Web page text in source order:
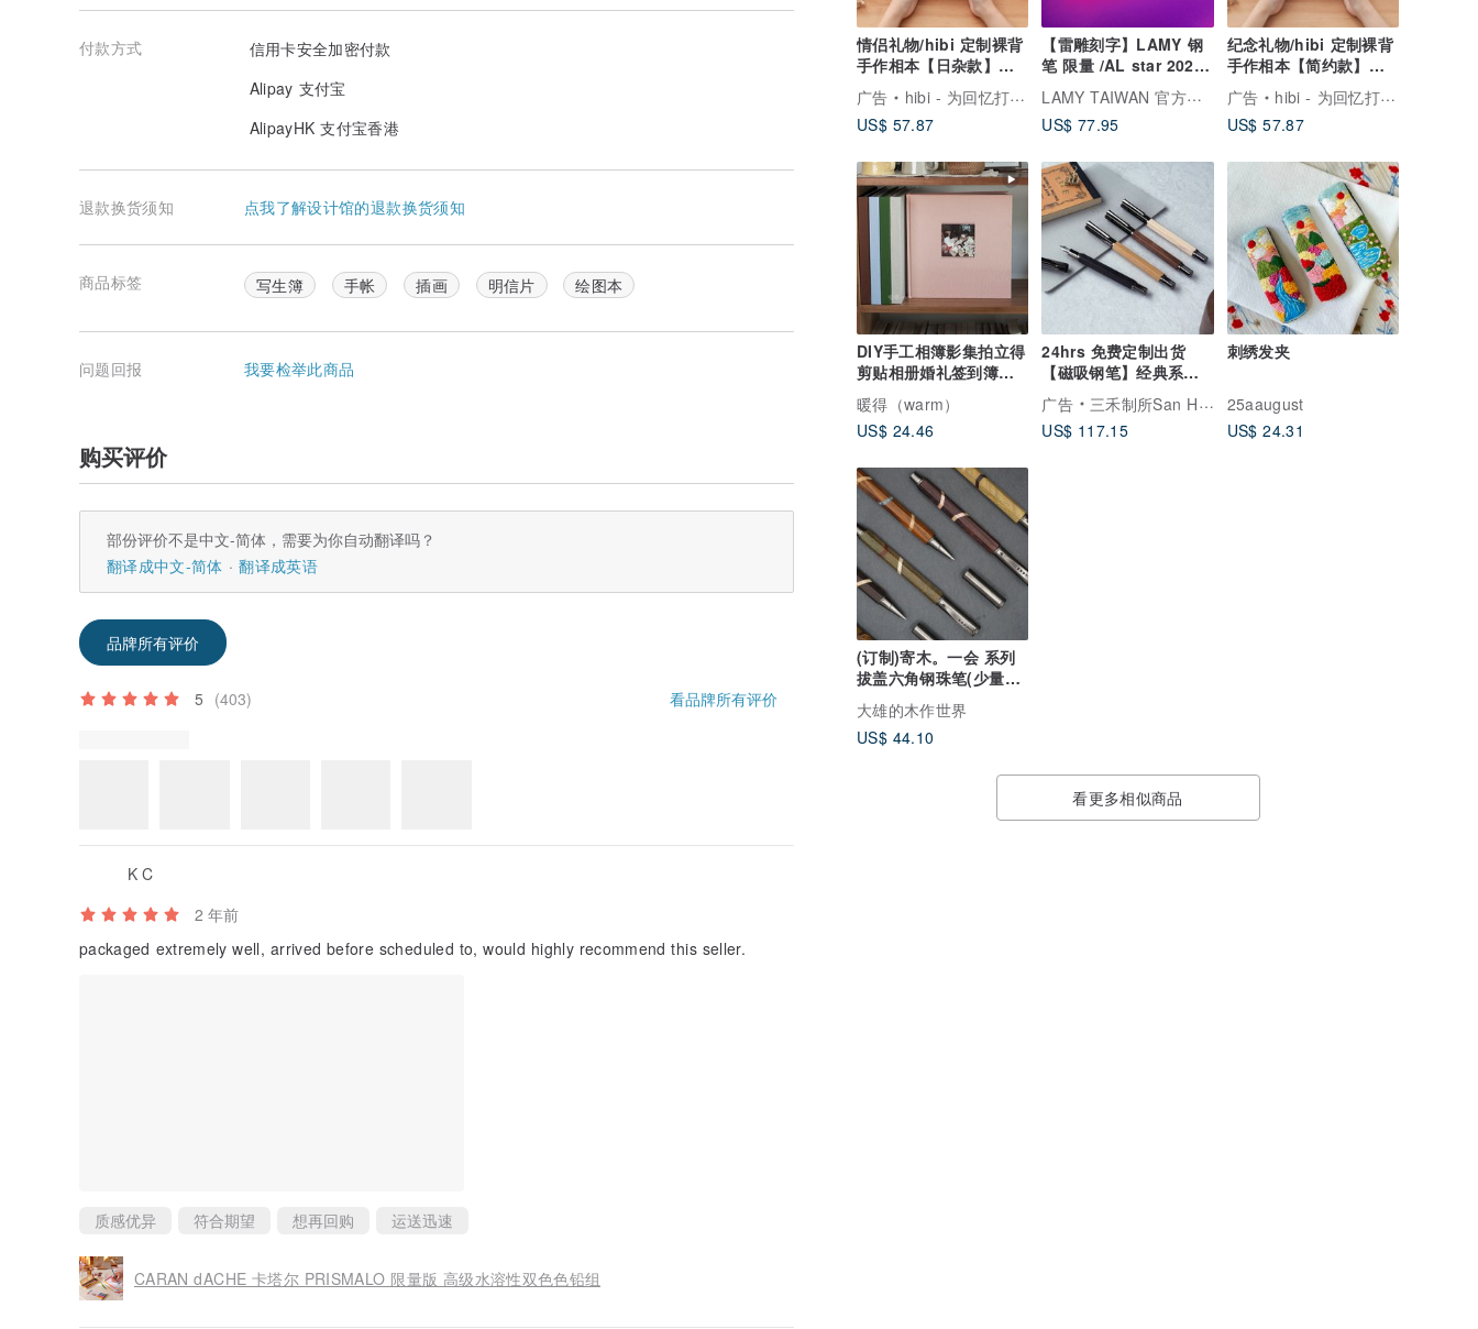
情侣礼物/hibi 定制裸背
手作相本【日杂款】生
日礼物 周年礼物
广告
hibi - 为回忆打造专属的家
US$ 57.87
【雷雕刻字】LAMY 钢
笔 限量 /AL star 2026
Rollerskte 电光红
LAMY TAIWAN 官方旗舰馆
US$ 77.95
纪念礼物/hibi 定制裸背
手作相本【简约款】情
侣礼物 生日礼物
广告
hibi - 为回忆打造专属的家
US$ 57.87
DIY手工相簿影集拍立得
剪贴相册婚礼签到簿情
侣五寸三寸四寸
暖得（warm）
US$ 24.46
24hrs 免费定制出货
【磁吸钢笔】经典系列 -
亮银黑色
广告
三禾制所San Ho Studio
US$ 117.15
刺绣发夹
25aaugust
US$ 24.31
(订制)寄木。一会 系列
拔盖六角钢珠笔(少量现
货)
大雄的木作世界
US$ 44.10
看更多相似商品
付款方式
信用卡安全加密付款
Alipay 支付宝
AlipayHK 支付宝香港
退款换货须知 点我了解设计馆的退款换货须知
商品标签 写生簿 手帐 插画 明信片 绘图本
问题回报 我要检举此商品
购买评价
部份评价不是中文-简体，需要为你自动翻译吗？
翻译成中文-简体
翻译成英语
品牌所有评价
5 (403) 看品牌所有评价
K C
2 年前
packaged extremely well, arrived before scheduled to, would highly recommend this seller.
质感优异 符合期望 想再回购 运送迅速
CARAN dACHE 卡塔尔 PRISMALO 限量版 高级水溶性双色色铅组